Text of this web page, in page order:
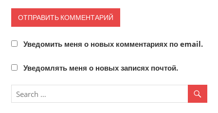
Уведомить меня о новых комментариях по email.
Уведомлять меня о новых записях почтой.